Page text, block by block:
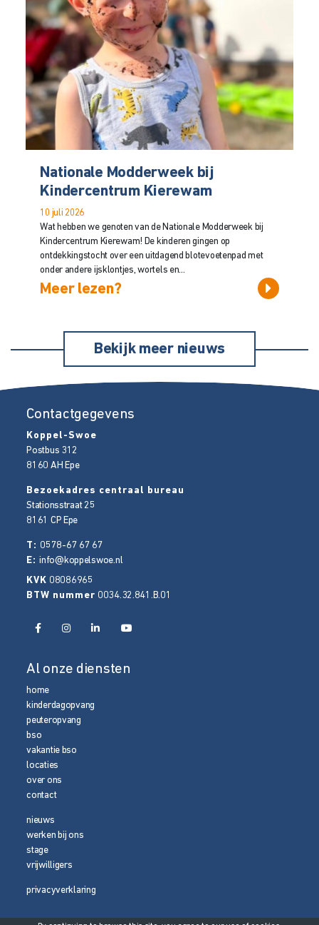
Nationale Modderweek bij
Kindercentrum Kierewam
10 juli 2026
Wat hebben we genoten van de Nationale Modderweek bij
Kindercentrum Kierewam! De kinderen gingen op
ontdekkingstocht over een uitdagend blotevoetenpad met
onder andere ijsklontjes, wortels en...
Meer lezen?
Bekijk meer nieuws
Contactgegevens
Koppel-Swoe
Postbus 312
8160 AH Epe
Bezoekadres centraal bureau
Stationsstraat 25
8161 CP Epe
T: 0578-67 67 67
E:info@koppelswoe.nl
KVK 08086965
BTW nummer 0034.32.841.B.01
Al onze diensten
home
kinderdagopvang
peuteropvang
bso
vakantie bso
locaties
over ons
contact
nieuws
werken bij ons
stage
vrijwilligers
privacyverklaring